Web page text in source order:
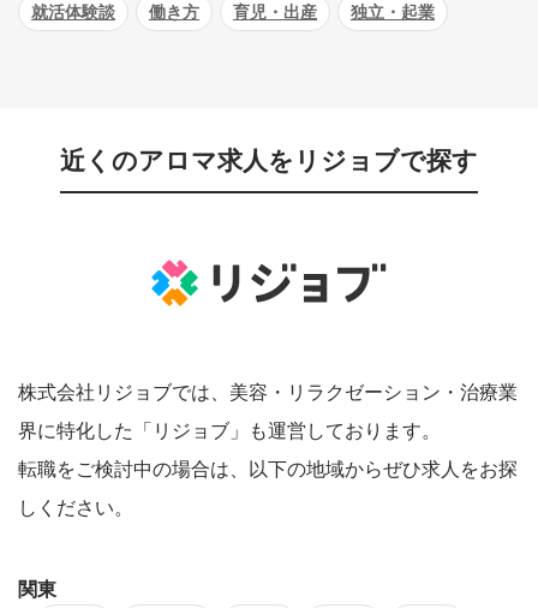
就活体験談 働き方 育児・出産 独立・起業
近くのアロマ求人をリジョブで探す
株式会社リジョブでは、美容・リラクゼーション・治療業
界に特化した「リジョブ」も運営しております。
転職をご検討中の場合は、以下の地域からぜひ求人をお探
しください。
関東